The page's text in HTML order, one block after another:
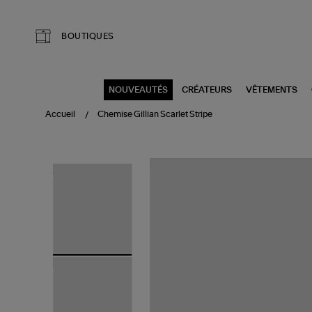
BOUTIQUES
NOUVEAUTÉS CRÉATEURS VÊTEMENTS
Accueil Chemise Gillian Scarlet Stripe